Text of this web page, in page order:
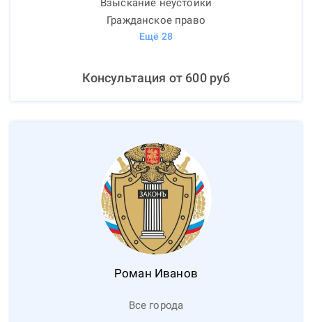
Взыскание неустойки
Гражданское право
Ещё 28
Консультация от 600руб
Роман Иванов
Все города